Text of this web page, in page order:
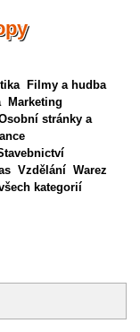
Filmy a hudba
Marketing
stránky a
Vzdělání Warez
kategorií